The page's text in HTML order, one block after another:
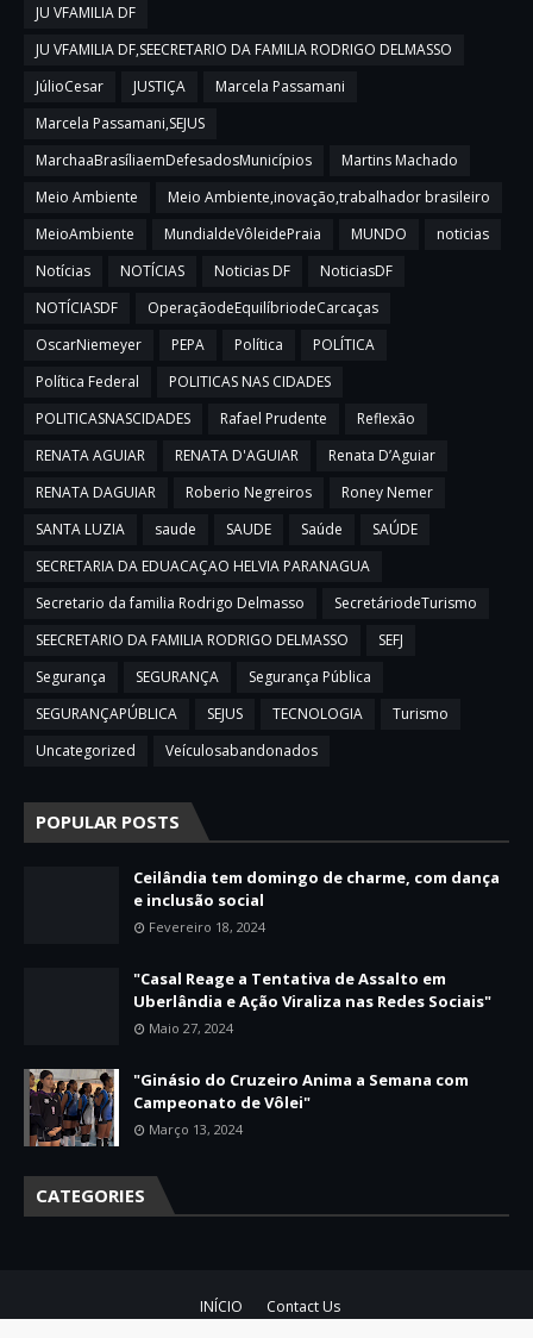
JU VFAMILIA DF
JU VFAMILIA DF,SEECRETARIO DA FAMILIA RODRIGO DELMASSO
JúlioCesar
JUSTIÇA
Marcela Passamani
Marcela Passamani,SEJUS
MarchaaBrasíliaemDefesadosMunicípios
Martins Machado
Meio Ambiente
Meio Ambiente,inovação,trabalhador brasileiro
MeioAmbiente
MundialdeVôleidePraia MUNDO
noticias
Notícias
NOTÍCIAS Noticias DF
NoticiasDF
NOTÍCIASDF
OperaçãodeEquilíbriodeCarcaças
OscarNiemeyer
PEPA Política
POLÍTICA
Política Federal
POLITICAS NAS CIDADES
POLITICASNASCIDADES
Rafael Prudente
Reflexão
RENATA AGUIAR
RENATA D'AGUIAR
Renata D’Aguiar
RENATA DAGUIAR
Roberio Negreiros
Roney Nemer
SANTA LUZIA
saude SAUDE Saúde
SAÚDE
SECRETARIA DA EDUACAÇAO HELVIA PARANAGUA
Secretario da familia Rodrigo Delmasso
SecretáriodeTurismo
SEECRETARIO DA FAMILIA RODRIGO DELMASSO
SEFJ
Segurança
SEGURANÇA
Segurança Pública
SEGURANÇAPÚBLICA
SEJUS TECNOLOGIA
Turismo
Uncategorized
Veículosabandonados
POPULAR POSTS
Ceilândia tem domingo de charme, com dança
e inclusão social
Fevereiro 18, 2024
"Casal Reage a Tentativa de Assalto em
Uberlândia e Ação Viraliza nas Redes Sociais"
Maio 27, 2024
"Ginásio do Cruzeiro Anima a Semana com
Campeonato de Vôlei"
Março 13, 2024
CATEGORIES
INÍCIO
Contact Us